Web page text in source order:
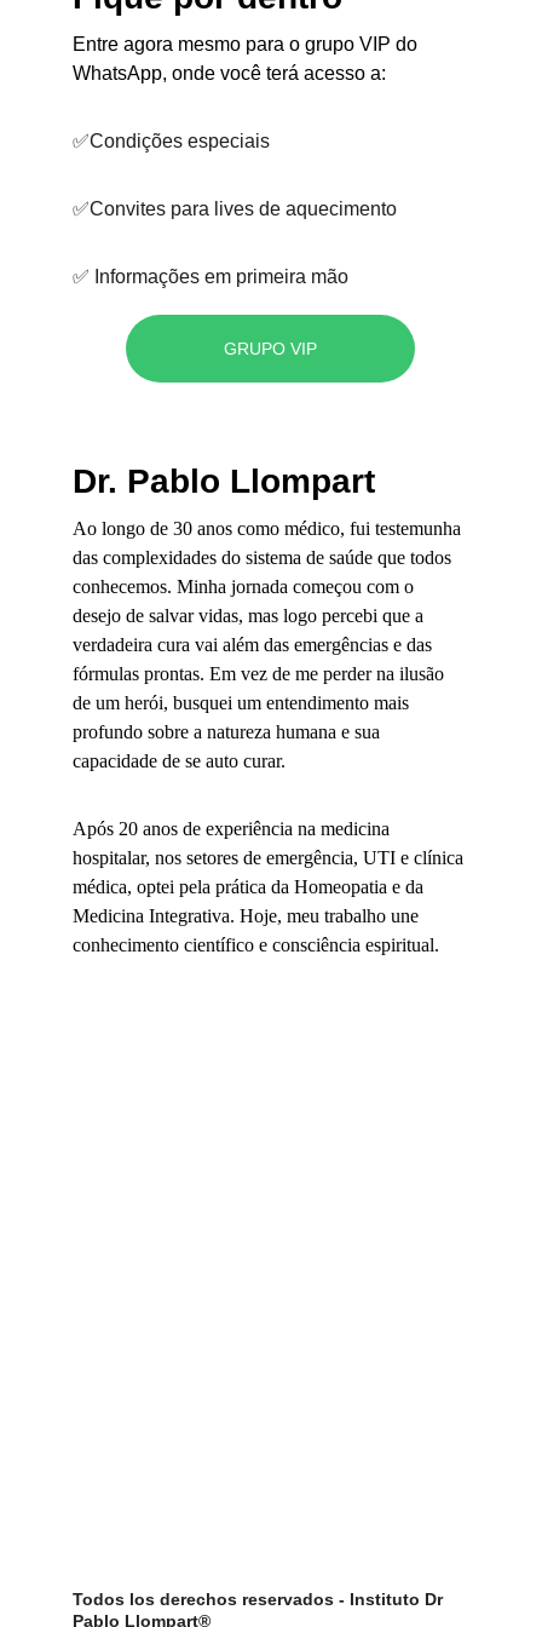
Entre agora mesmo para o grupo VIP do
WhatsApp, onde você terá acesso a:
✅Condições especiais
✅Convites para lives de aquecimento
✅ Informações em primeira mão
GRUPO VIP
Dr. Pablo Llompart
Ao longo de 30 anos como médico, fui testemunha
das complexidades do sistema de saúde que todos
conhecemos. Minha jornada começou com o
desejo de salvar vidas, mas logo percebi que a
verdadeira cura vai além das emergências e das
fórmulas prontas. Em vez de me perder na ilusão
de um herói, busquei um entendimento mais
profundo sobre a natureza humana e sua
capacidade de se auto curar.
Após 20 anos de experiência na medicina
hospitalar, nos setores de emergência, UTI e clínica
médica, optei pela prática da Homeopatia e da
Medicina Integrativa. Hoje, meu trabalho une
conhecimento científico e consciência espiritual.
Todos los derechos reservados - Instituto Dr
Pablo Llompart®